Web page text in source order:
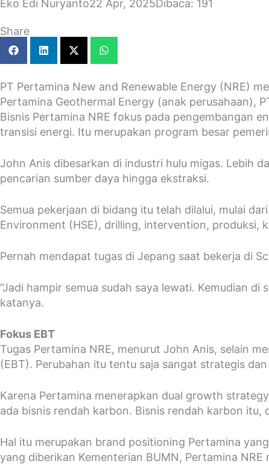
Eko Edi Nuryanto22 Apr, 2025Dibaca: 191
Share
PT Pertamina New and Renewable Energy (NRE)
Pertamina Geothermal Energy (anak perusahaan),
Bisnis Pertamina NRE fokus pada pengembangan
transisi energi. Itu merupakan program besar
John Anis dibesarkan di industri hulu migas. Lebih
pencarian sumber daya hingga ekstraksi.
Semua pekerjaan di bidang itu telah dilalui, mulai
Environment (HSE), drilling, intervention, produksi,
Pernah mendapat tugas di Jepang saat bekerja di
“Jadi hampir semua sudah saya lewati. Kemudian
katanya.
Fokus EBT
Tugas Pertamina NRE, menurut John Anis, selain
(EBT). Perubahan itu tentu saja sangat strategis
Karena Pertamina menerapkan dual growth
ada bisnis rendah karbon. Bisnis rendah karbon
Hal itu merupakan brand positioning Pertamina
yang diberikan Kementerian BUMN, Pertamina